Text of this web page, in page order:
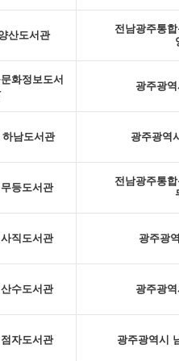
산도서관
전남광주통
화정보도서
광주광
남도서관 광주광역
등도서관
전남광주통
직도서관 광주광
수도서관 광주광
자도서관 광주광역시